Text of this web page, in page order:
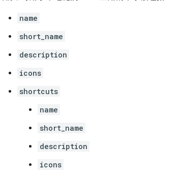
name
short_name
description
icons
shortcuts
name
short_name
description
icons